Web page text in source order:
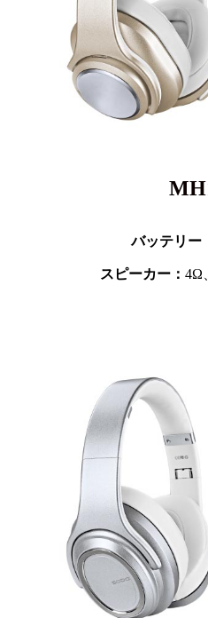
バッテリー
スピーカー： 4Ω